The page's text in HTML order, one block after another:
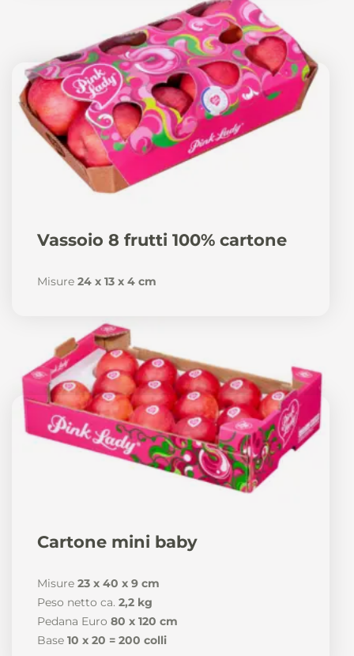
Vassoio 8 frutti 100% cartone
Misure 24 x 13 x 4 cm
Cartone mini baby
Misure 23 x 40 x 9 cm
Peso netto ca. 2,2 kg
Pedana Euro 80 x 120 cm
Base 10 x 20 = 200 colli